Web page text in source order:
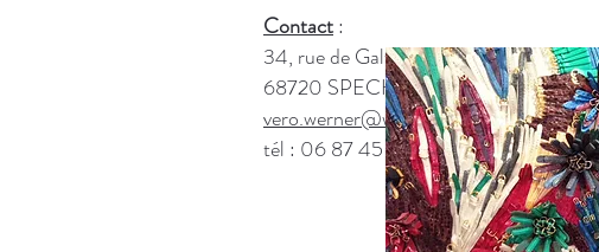
Contact
34, rue de Galfingue
68720 SPECHBACH-LE-HAUT
vero.werner@wanadoo.fr
tél : 06 87 45 54 02